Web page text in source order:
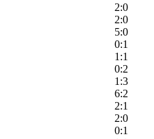
2:0
2:0
5:0
0:1
1:1
0:2
1:3
6:2
2:1
2:0
0:1